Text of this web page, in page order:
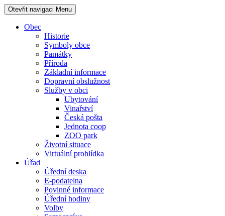
Otevřit navigaci Menu
Obec
Historie
Symboly obce
Památky
Příroda
Základní informace
Dopravní obslužnost
Služby v obci
Ubytování
Vinařství
Česká pošta
Jednota coop
ZOO park
Životní situace
Virtuální prohlídka
Úřad
Úřední deska
E-podatelna
Povinné informace
Úřední hodiny
Volby